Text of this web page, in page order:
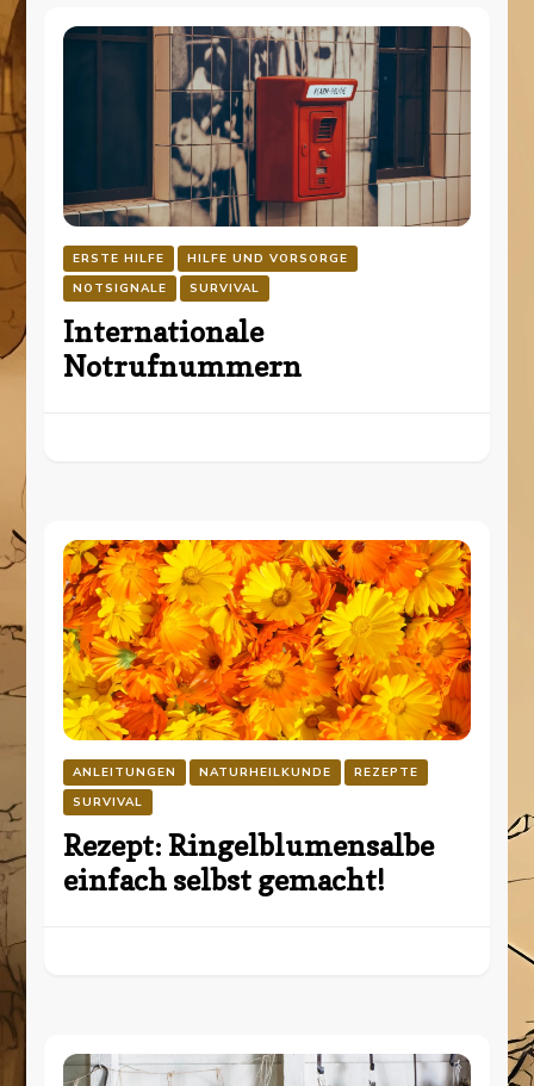
ERSTE HILFE
HILFE UND VORSORGE
NOTSIGNALE
SURVIVAL
Internationale
Notrufnummern
ANLEITUNGEN NATURHEILKUNDE
REZEPTE
SURVIVAL
Rezept: Ringelblumensalbe
einfach selbst gemacht!